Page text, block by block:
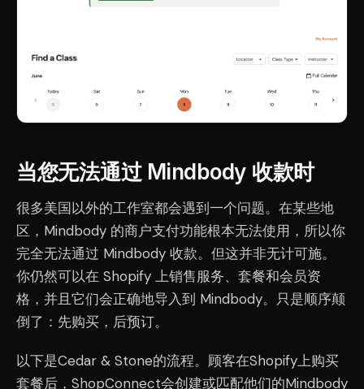
当您无法通过 Mindbody 收款时
很多美国以外的工作室都会遇到一个问题。在某些地
区，Mindbody 的商户支付功能根本无法使用，所以你
完全无法通过 Mindbody 收款。但这并非无计可施。
你仍然可以在 Shopify 上销售服务、套餐和会员资
格，并且它们会正确地导入到 Mindbody。只是顺序颠
倒了：先购买，后预订。
以下是Cedar & Stone的流程。顾客在Shopify上购买
套餐后，ShopConnect会创建或匹配他们的Mindbody